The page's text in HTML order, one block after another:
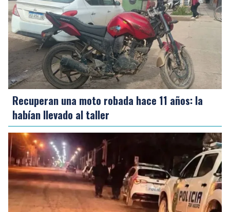
Recuperan una moto robada hace 11 años: la
habían llevado al taller